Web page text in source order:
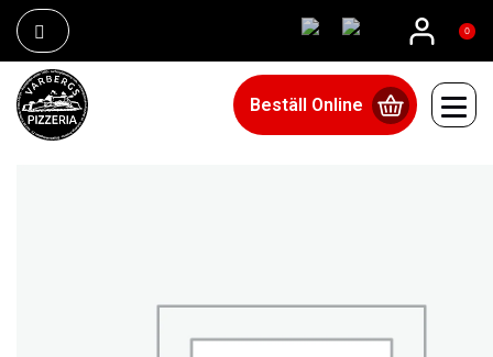
0
Beställ Online